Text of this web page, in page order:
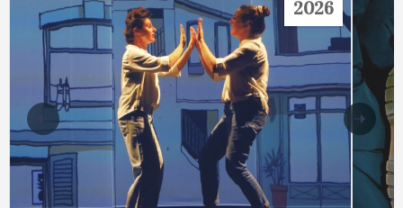
2026